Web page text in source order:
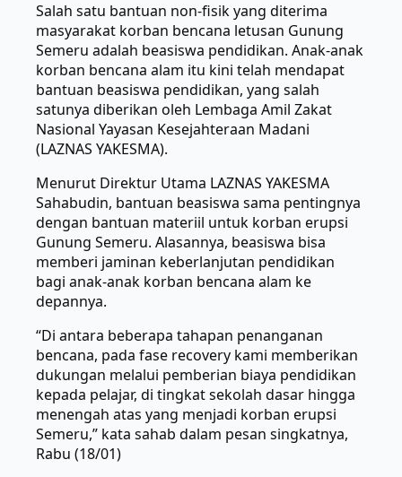
Salah satu bantuan non-fisik yang diterima
masyarakat korban bencana letusan Gunung
Semeru adalah beasiswa pendidikan. Anak-anak
korban bencana alam itu kini telah mendapat
bantuan beasiswa pendidikan, yang salah
satunya diberikan oleh Lembaga Amil Zakat
Nasional Yayasan Kesejahteraan Madani
(LAZNAS YAKESMA).
Menurut Direktur Utama LAZNAS YAKESMA
Sahabudin, bantuan beasiswa sama pentingnya
dengan bantuan materiil untuk korban erupsi
Gunung Semeru. Alasannya, beasiswa bisa
memberi jaminan keberlanjutan pendidikan
bagi anak-anak korban bencana alam ke
depannya.
“Di antara beberapa tahapan penanganan
bencana, pada fase recovery kami memberikan
dukungan melalui pemberian biaya pendidikan
kepada pelajar, di tingkat sekolah dasar hingga
menengah atas yang menjadi korban erupsi
Semeru,” kata sahab dalam pesan singkatnya,
Rabu (18/01)